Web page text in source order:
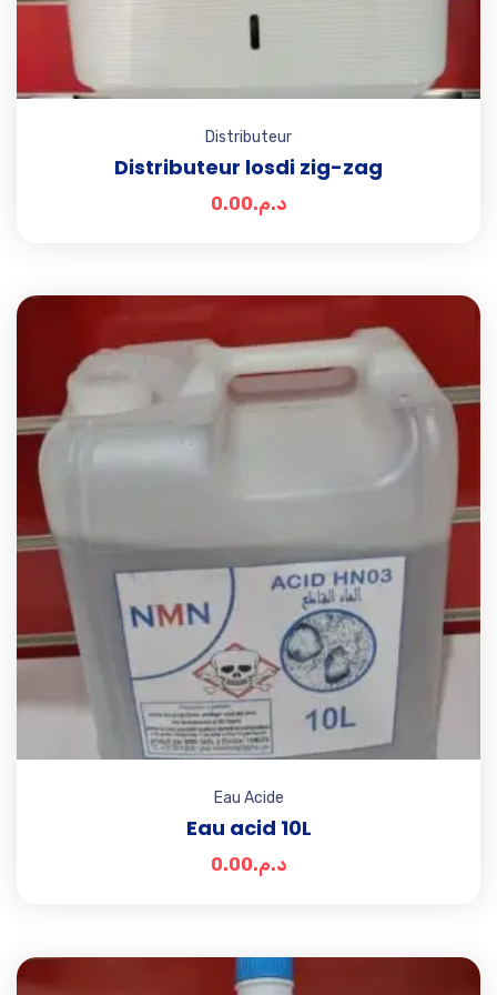
Distributeur
Distributeur losdi zig-zag
د.م.0.00
Eau Acide
Eau acid 10L
د.م.0.00